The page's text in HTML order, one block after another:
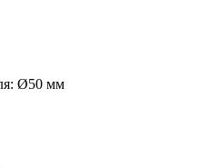
Ø50 мм